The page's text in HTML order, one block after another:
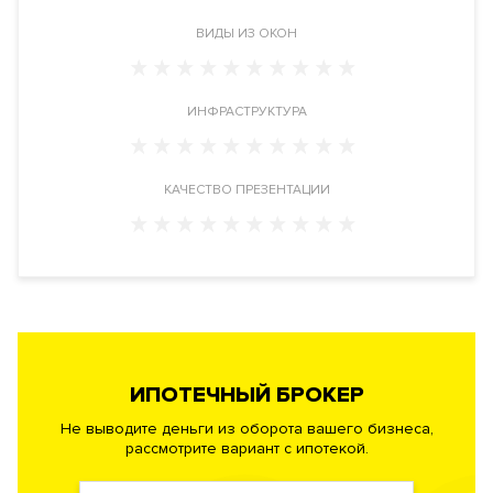
Кафе. Салон красоты. Магазины.Химчистка. Кладовые
для электрокаров.
ВИДЫ ИЗ ОКОН
ИНФРАСТРУКТУРА
КАЧЕСТВО ПРЕЗЕНТАЦИИ
ИПОТЕЧНЫЙ БРОКЕР
Не выводите деньги из оборота вашего бизнеса,
рассмотрите вариант с ипотекой.